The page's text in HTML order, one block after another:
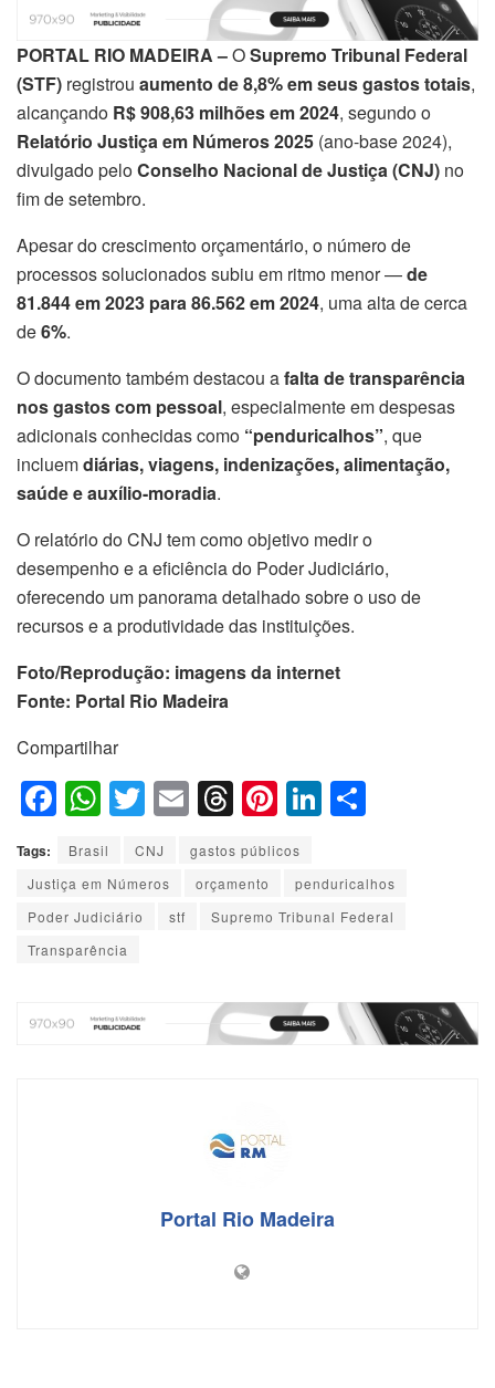
PORTAL RIO MADEIRA –OSupremo Tribunal Federal
(STF) registrou aumento de 8,8% em seus gastos totais,
alcançando R$ 908,63 milhões em 2024, segundo o
Relatório Justiça em Números 2025 (ano-base 2024),
divulgado peloConselho Nacional de Justiça (CNJ) no
fim de setembro.
Apesar do crescimento orçamentário, o número de
processos solucionados subiu em ritmo menor —de
81.844 em 2023 para 86.562 em 2024, uma alta de cerca
de6%.
O documento também destacou afalta de transparência
nos gastos com pessoal, especialmente em despesas
adicionais conhecidas como “penduricalhos”, que
incluemdiárias, viagens, indenizações, alimentação,
saúde e auxílio-moradia.
O relatório do CNJ tem como objetivo medir o
desempenho e a eficiência do Poder Judiciário,
oferecendo um panorama detalhado sobre o uso de
recursos e a produtividade das instituições.
Foto/Reprodução: imagens da internet
Fonte: Portal Rio Madeira
Compartilhar
F
a
c
e
b
o
o
k
W
h
at
s
A
p
T
wi
tt
er
E
m
ail
T
hr
e
a
d
Pi
nt
er
e
st
Li
n
k
e
dI
ar
e
Tags: Brasil CNJ
gastos públicos
Justiça em Números
orçamento
penduricalhos
Poder Judiciário
stf
Supremo Tribunal Federal
Transparência
Portal Rio Madeira